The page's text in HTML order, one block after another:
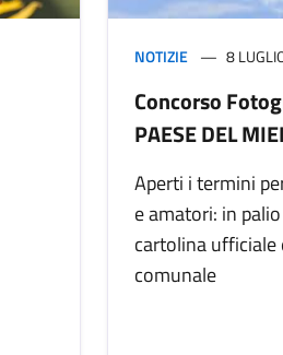
NOTIZIE 8
Concorso
PAESE DEL
Aperti i termini
e amatori: in
cartolina ufficiale
comunale